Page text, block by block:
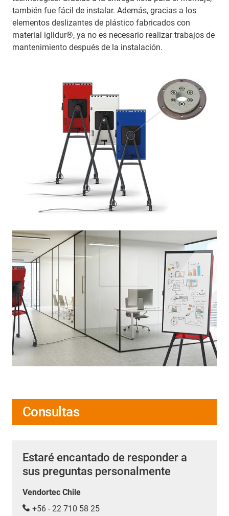
también fue fácil de instalar. Además, gracias a los
elementos deslizantes de plástico fabricados con
material iglidur®, ya no es necesario realizar trabajos de
mantenimiento después de la instalación.
Consultas
Estaré encantado de responder a
sus preguntas personalmente
Vendortec Chile
+56 - 22 710 58 25